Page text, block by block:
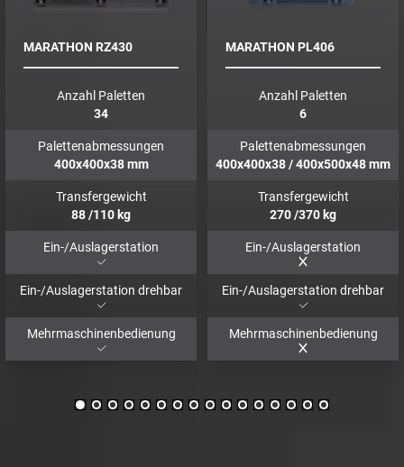
MARATHON RZ430
Anzahl Paletten
34
Palettenabmessungen
400x400x38 mm
Transfergewicht
88/110 kg
Ein-/Auslagerstation
Ein-/Auslagerstation drehbar
Mehrmaschinenbedienung
MARATHON PL406
Anzahl Paletten
6
Palettenabmessungen
400x400x38 / 400x500x48mm
Transfergewicht
270/370 kg
Ein-/Auslagerstation
Ein-/Auslagerstation drehbar
Mehrmaschinenbedienung